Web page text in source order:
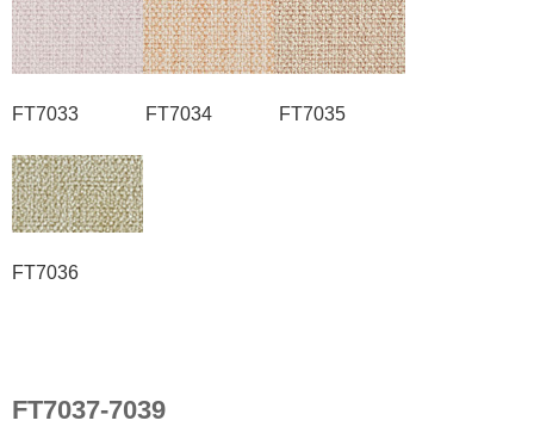
FT7033 FT7034 FT7035
FT7036
FT7037-7039